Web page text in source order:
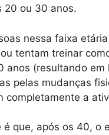
20 ou 30 anos.
nessa faixa
tentam treinar
anos (resultando em
pelas mudanças
completamente a
é que, após os 40, o